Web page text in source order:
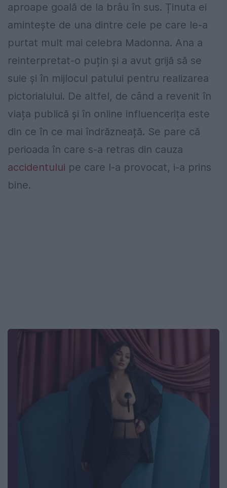
aproape goală de la brâu în sus. Ținuta ei
amintește de una dintre cele pe care le-a
purtat mult mai celebra Madonna. Ana a
reinterpretat-o puțin și a avut grijă să se
suie și în mijlocul patului pentru realizarea
pictorialului. De altfel, de când a revenit în
viața publică și în online influencerița este
din ce în ce mai îndrăzneață. Se pare că
perioada în care s-a retras din cauza
accidentului pe care l-a provocat, i-a prins
bine.